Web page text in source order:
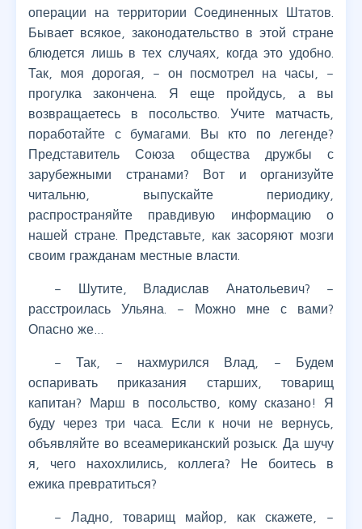
операции на территории Соединенных Штатов.
Бывает всякое, законодательство в этой стране
блюдется лишь в тех случаях, когда это удобно.
Так, моя дорогая, – он посмотрел на часы, –
прогулка закончена. Я еще пройдусь, а вы
возвращаетесь в посольство. Учите матчасть,
поработайте с бумагами. Вы кто по легенде?
Представитель Союза общества дружбы с
зарубежными странами? Вот и организуйте
читальню, выпускайте периодику,
распространяйте правдивую информацию о
нашей стране. Представьте, как засоряют мозги
своим гражданам местные власти.
– Шутите, Владислав Анатольевич? –
расстроилась Ульяна. – Можно мне с вами?
Опасно же…
– Так, – нахмурился Влад, – Будем
оспаривать приказания старших, товарищ
капитан? Марш в посольство, кому сказано! Я
буду через три часа. Если к ночи не вернусь,
объявляйте во всеамериканский розыск. Да шучу
я, чего нахохлились, коллега? Не боитесь в
ежика превратиться?
– Ладно, товарищ майор, как скажете, –